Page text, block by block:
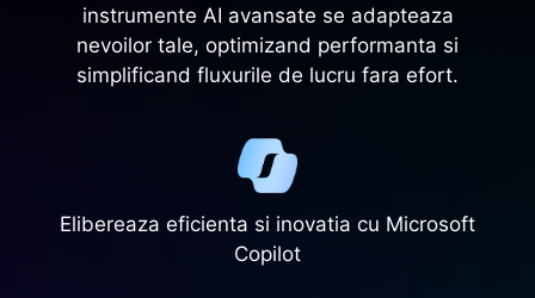
instrumente AI avansate se adapteaza
nevoilor tale, optimizand performanta si
simplificand fluxurile de lucru fara efort.
Elibereaza eficienta si inovatia cu Microsoft
Copilot